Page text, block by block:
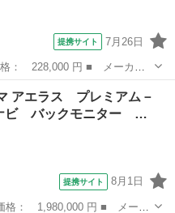
提携サイト 7月26日
■ グレード名： ２．４ア
／アルパインナビ／テレビ
アエラス プレミアム－
ビ バックモニター …
提携サイト 8月1日